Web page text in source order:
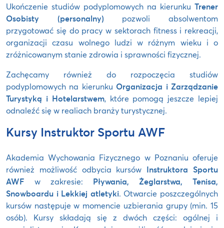
Ukończenie studiów podyplomowych na kierunku Trener
Osobisty (personalny) pozwoli absolwentom
przygotować się do pracy w sektorach fitness i rekreacji,
organizacji czasu wolnego ludzi w różnym wieku i o
zróżnicowanym stanie zdrowia i sprawności fizycznej.
Zachęcamy również do rozpoczęcia studiów
podyplomowych na kierunku Organizacja i Zarządzanie
Turystyką i Hotelarstwem, które pomogą jeszcze lepiej
odnaleźć się w realiach branży turystycznej.
Kursy Instruktor Sportu AWF
Akademia Wychowania Fizycznego w Poznaniu oferuje
również możliwość odbycia kursów Instruktora Sportu
AWF w zakresie: Pływania, Żeglarstwa, Tenisa,
Snowboardu i Lekkiej atletyki. Otwarcie poszczególnych
kursów następuje w momencie uzbierania grupy (min. 15
osób). Kursy składają się z dwóch części: ogólnej i